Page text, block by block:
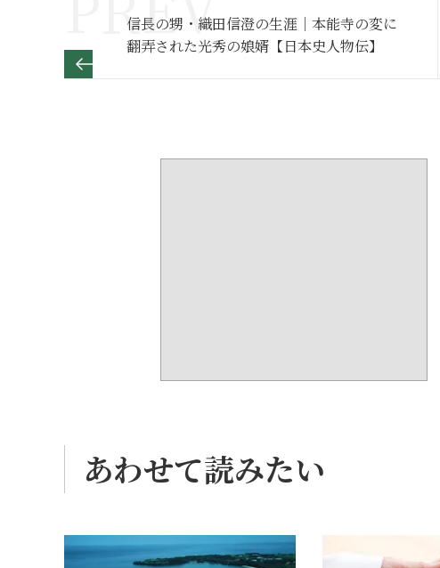
信長の甥・織田信澄の生涯｜本能寺の変に
翻弄された光秀の娘婿【日本史人物伝】
あわせて読みたい